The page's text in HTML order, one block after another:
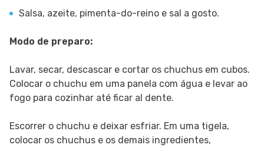
Salsa, azeite, pimenta-do-reino e sal a gosto.
Modo de preparo:
Lavar, secar, descascar e cortar os chuchus em cubos.
Colocar o chuchu em uma panela com água e levar ao
fogo para cozinhar até ficar al dente.
Escorrer o chuchu e deixar esfriar. Em uma tigela,
colocar os chuchus e os demais ingredientes,